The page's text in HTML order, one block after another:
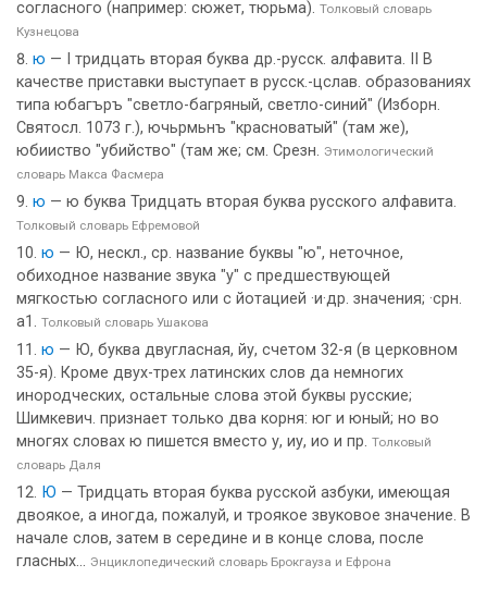
согласного (например: сюжет, тюрьма). Толковый словарь
Кузнецова
ю — I тридцать вторая буква др.-русск. алфавита. II В
качестве приставки выступает в русск.-цслав. образованиях
типа юбагъръ "светло-багряный, светло-синий" (Изборн.
Святосл. 1073 г.), ючьрмьнъ "красноватый" (там же),
юбииство "убийство" (там же; см. Срезн. Этимологический
словарь Макса Фасмера
ю — ю буква Тридцать вторая буква русского алфавита.
Толковый словарь Ефремовой
ю — Ю, нескл., ср. название буквы "ю", неточное,
обиходное название звука "у" с предшествующей
мягкостью согласного или с йотацией ·и·др. значения; ·срн.
а1. Толковый словарь Ушакова
ю — Ю, буква двугласная, йу, счетом 32-я (в церковном
35-я). Кроме двух-трех латинских слов да немногих
инородческих, остальные слова этой буквы русские;
Шимкевич. признает только два корня: юг и юный; но во
многях словах ю пишется вместо у, иу, ио и пр. Толковый
словарь Даля
Ю — Тридцать вторая буква русской азбуки, имеющая
двоякое, а иногда, пожалуй, и троякое звуковое значение. В
начале слов, затем в середине и в конце слова, после
гласных... Энциклопедический словарь Брокгауза и Ефрона